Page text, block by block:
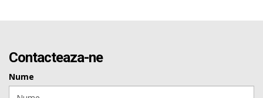
Contacteaza-ne
Nume